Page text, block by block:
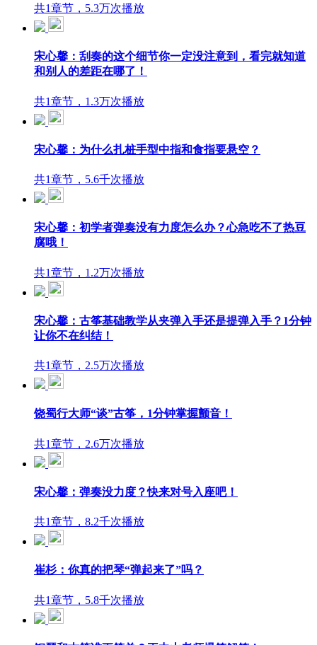
共1章节，5.3万次播放
宋心馨：刮奏的这个细节你一定没注意到，看完就知道
和别人的差距在哪了！
共1章节，1.3万次播放
宋心馨：为什么扎桩手型中指和食指要悬空？
共1章节，5.6千次播放
宋心馨：初学者弹奏没有力度怎么办？心急吃不了热豆
腐哦！
共1章节，1.2万次播放
宋心馨：古筝基础教学从夹弹入手还是提弹入手？1分钟
让你不在纠结！
共1章节，2.5万次播放
饶蜀行大师“谈”古筝，1分钟掌握颤音！
共1章节，2.6万次播放
宋心馨：弹奏没力度？快来对号入座吧！
共1章节，8.2千次播放
崔杉：你真的把琴“弹起来了”吗？
共1章节，5.8千次播放